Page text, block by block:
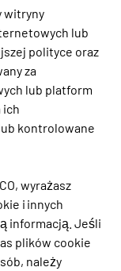
witryny
lub
polityce oraz
za
lub platform
ich
kontrolowane
wyrażasz
i innych
informacją. Jeśli
plików cookie
należy